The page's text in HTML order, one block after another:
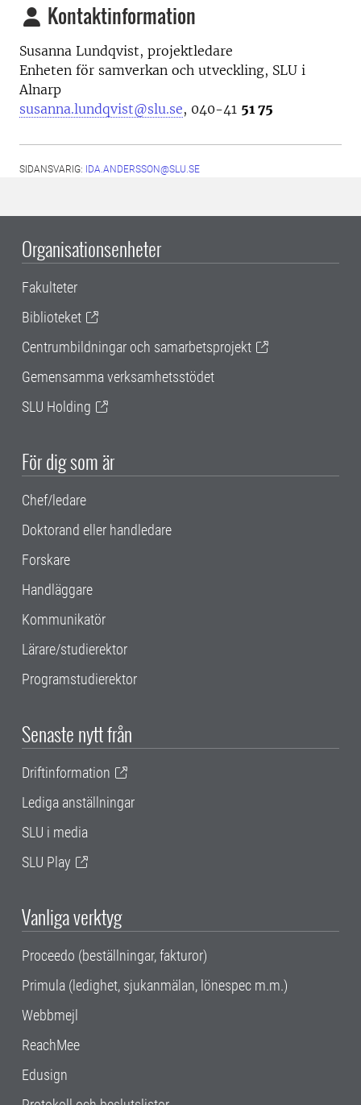
Kontaktinformation
Susanna Lundqvist, projektledare
Enheten för samverkan och utveckling, SLU i
Alnarp
susanna.lundqvist@slu.se, 040-41 51 75
SIDANSVARIG: IDA.ANDERSSON@SLU.SE
Organisationsenheter
Fakulteter
Biblioteket
Centrumbildningar och samarbetsprojekt
Gemensamma verksamhetsstödet
SLU Holding
För dig som är
Chef/ledare
Doktorand eller handledare
Forskare
Handläggare
Kommunikatör
Lärare/studierektor
Programstudierektor
Senaste nytt från
Driftinformation
Lediga anställningar
SLU i media
SLU Play
Vanliga verktyg
Proceedo (beställningar, fakturor)
Primula (ledighet, sjukanmälan, lönespec m.m.)
Webbmejl
ReachMee
Edusign